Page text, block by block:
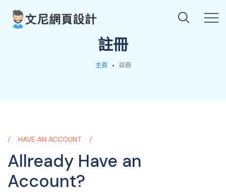
註冊
主頁 註冊
HAVE AN ACCOUNT
Allready Have an
Account?